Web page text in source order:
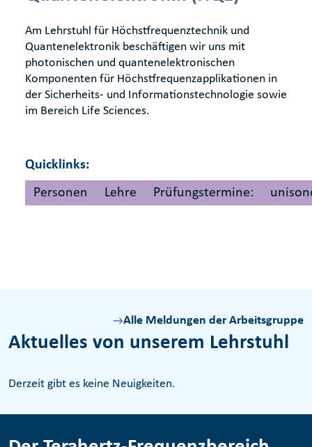
Am Lehrstuhl für Höchstfrequenztechnik und
Quantenelektronik beschäftigen wir uns mit
photonischen und quantenelektronischen
Komponenten für Höchstfrequenzapplikationen in
der Sicherheits- und Informationstechnologie sowie
im Bereich Life Sciences.
Quicklinks:
Personen
Lehre Prüfungstermine:
Aktuelles von unserem Lehrstuhl
Alle Meldungen der Arbeitsgruppe
Derzeit gibt es keine Neuigkeiten.